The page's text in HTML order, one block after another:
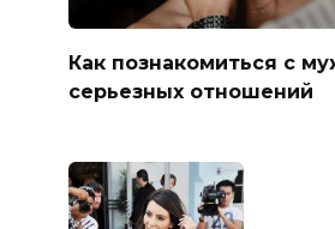
Как познакомиться с
серьезных отношений